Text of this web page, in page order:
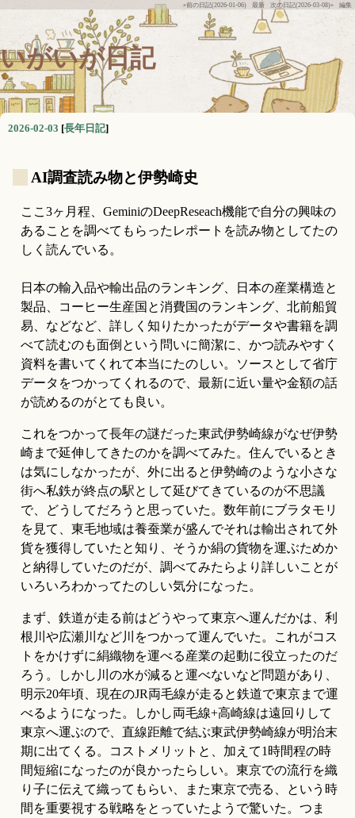
«前の日記(2026-01-06) 最新 次の日記(2026-03-08)» 編集
いがいが日記
2026-02-03 [長年日記]
AI調査読み物と伊勢崎史
ここ3ヶ月程、GeminiのDeepReseach機能で自分の興味の
あることを調べてもらったレポートを読み物としてたの
しく読んでいる。
日本の輸入品や輸出品のランキング、日本の産業構造と
製品、コーヒー生産国と消費国のランキング、北前船貿
易、などなど、詳しく知りたかったがデータや書籍を調
べて読むのも面倒という問いに簡潔に、かつ読みやすく
資料を書いてくれて本当にたのしい。ソースとして省庁
データをつかってくれるので、最新に近い量や金額の話
が読めるのがとても良い。
これをつかって長年の謎だった東武伊勢崎線がなぜ伊勢
崎まで延伸してきたのかを調べてみた。住んでいるとき
は気にしなかったが、外に出ると伊勢崎のような小さな
街へ私鉄が終点の駅として延びてきているのが不思議
で、どうしてだろうと思っていた。数年前にブラタモリ
を見て、東毛地域は養蚕業が盛んでそれは輸出されて外
貨を獲得していたと知り、そうか絹の貨物を運ぶためか
と納得していたのだが、調べてみたらより詳しいことが
いろいろわかってたのしい気分になった。
まず、鉄道が走る前はどうやって東京へ運んだかは、利
根川や広瀬川など川をつかって運んでいた。これがコス
トをかけずに絹織物を運べる産業の起動に役立ったのだ
ろう。しかし川の水が減ると運べないなど問題があり、
明示20年頃、現在のJR両毛線が走ると鉄道で東京まで運
べるようになった。しかし両毛線+高崎線は遠回りして
東京へ運ぶので、直線距離で結ぶ東武伊勢崎線が明治末
期に出てくる。コストメリットと、加えて1時間程の時
間短縮になったのが良かったらしい。東京での流行を織
り子に伝えて織ってもらい、また東京で売る、という時
間を重要視する戦略をとっていたようで驚いた。つま